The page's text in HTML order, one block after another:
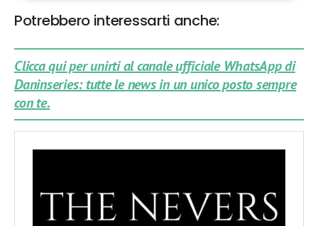
Potrebbero interessarti anche:
Clicca qui per unirti al canale ufficiale WhatsApp di
Daninseries: tutte le news in un unico posto sempre
con te.